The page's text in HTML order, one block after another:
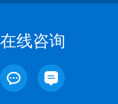
在线咨询